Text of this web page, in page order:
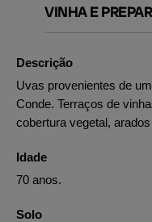
VINHA E
Descrição
Uvas provenientes de
Conde. Terraços de
cobertura vegetal,
Idade
70 anos.
Solo